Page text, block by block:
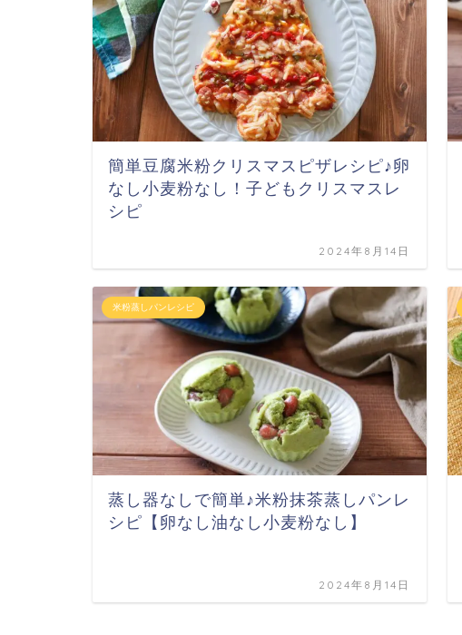
簡単豆腐米粉クリスマスピザレシピ♪卵
なし小麦粉なし！子どもクリスマスレ
シピ
2024年8月14日
米粉蒸しパンレシピ
蒸し器なしで簡単♪米粉抹茶蒸しパンレ
シピ【卵なし油なし小麦粉なし】
2024年8月14日